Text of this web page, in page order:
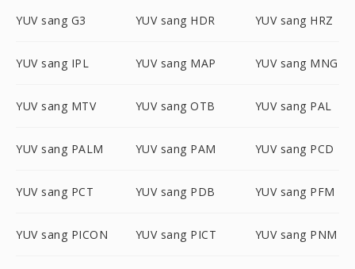
YUV sang G3 YUV sang HDR YUV sang HRZ
YUV sang IPL YUV sang MAP YUV sang MNG
YUV sang MTV YUV sang OTB YUV sang PAL
YUV sang PALM YUV sang PAM YUV sang PCD
YUV sang PCT YUV sang PDB YUV sang PFM
YUV sang PICON YUV sang PICT YUV sang PNM